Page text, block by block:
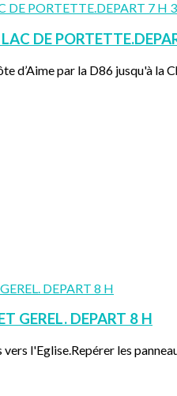
DE
d’Aime par la D86 jusqu'à la
GEREL. DEPART 8 H
l'Eglise.Repérer les